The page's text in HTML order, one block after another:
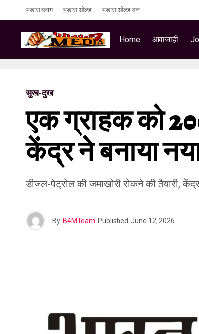
भड़ास ब्लाग भड़ास ओल्ड भड़ास ओल्ड वन
Home आवाजाही
सुख-दुख
एक ग्राहक को
केंद्र ने बनाया
डीजल-पेट्रोल की जमाखोरी रोकने की तैयारी,
By B4MTeam Published June 12, 2026